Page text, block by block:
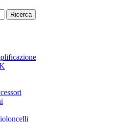
Ricerca